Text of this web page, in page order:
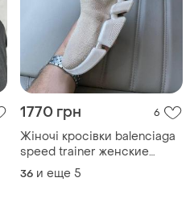
1770 грн 6
Жіночі кросівки balenciaga
speed trainer женские
кроссовки баленсиаги
36 и еще 5